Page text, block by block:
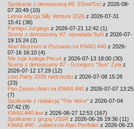
Spotkanie z demosceną #9: STeel/Tori z 2026-08-
07 20:49 (10)
Letnia edycja Silly Venture 2026 z 2026-07-31
15:41 (38)
Pamięci Jurgiego z 2026-07-21 12:42 (1)
Sceny z demosceny #7: opowiada SuN z 2026-07-
19 15:24 (2)
Atari Muzeum w Poznaniu na KWAS #40 z 2026-
07-16 16:10 (4)
Nie żyje kolega Pecuś z 2026-07-13 18:00 (30)
Sceny z demosceny #7 - Grzegorz "Sun" Żyła z
2026-07-12 17:29 (12)
Lost Party 2026 nadchodzi z 2026-07-08 15:28
(23)
Pan Zenon i Atari na KWAS #40 z 2026-07-07 13:25
(7)
Spotkanie z redakcją "The Voice" z 2026-07-04
07:42 (9)
KWAS #40 live z 2026-06-27 12:53 (167)
Spotkanie z grupą USSR z 2026-06-26 19:36 (11)
KWAS #40 - zabierzcie Atari Portfolio! z 2026-06-23